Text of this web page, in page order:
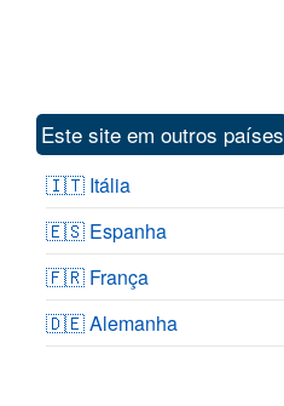
Este site em outros países
🇮🇹 Itália
🇪🇸 Espanha
🇫🇷 França
🇩🇪 Alemanha